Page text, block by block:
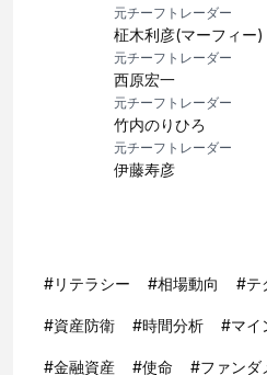
元チーフトレーダー
柾木利彦(マーフィー)
元チーフトレーダー
西原宏一
元チーフトレーダー
竹内のりひろ
元チーフトレーダー
伊藤寿彦
#リテラシー #相場動向 #テ
#資産防衛 #時間分析 #マイ
#金融資産 #使命 #ファンダ